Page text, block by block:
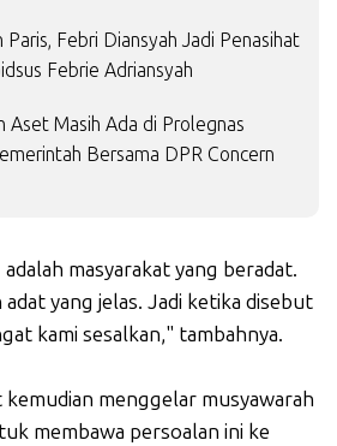
Paris, Febri Diansyah Jadi Penasihat
Febrie Adriansyah
Aset Masih Ada di Prolegnas
Bersama DPR Concern
masyarakat yang beradat.
yang jelas. Jadi ketika disebut
kami sesalkan," tambahnya.
kemudian menggelar musyawarah
membawa persoalan ini ke